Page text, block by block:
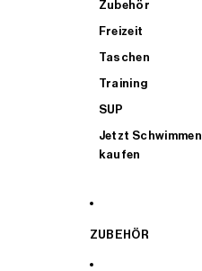
Zubehör
Freizeit
Taschen
Training
SUP
Jetzt Schwimmen
kaufen
ZUBEHÖR